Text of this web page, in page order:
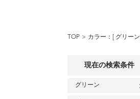
TOP カラー：[ グリーン
現在の検索条件
グリーン